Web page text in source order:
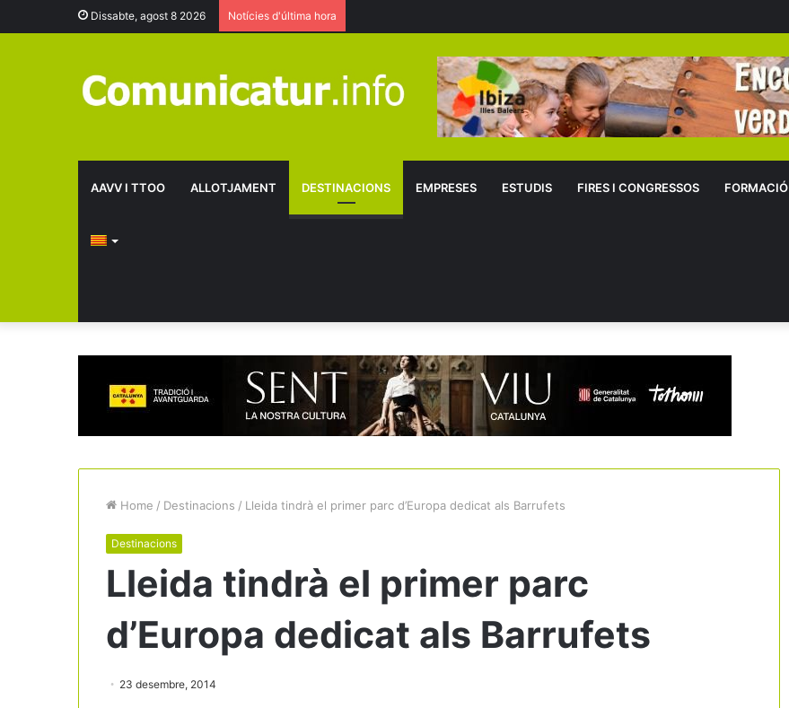
Dissabte, agost 8 2026 Notícies d'última hora
AAVV I TTOO ALLOTJAMENT DESTINACIONS EMPRESES ESTUDIS FIRES I CONGRESSOS FORMACIÓ
Home / Destinacions / Lleida tindrà el primer parc d’Europa dedicat als Barrufets
Destinacions
Lleida tindrà el primer parc
d’Europa dedicat als Barrufets
23 desembre, 2014